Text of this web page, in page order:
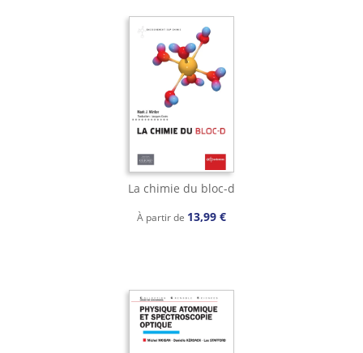
La chimie du bloc-d
À partir de 13,99 €